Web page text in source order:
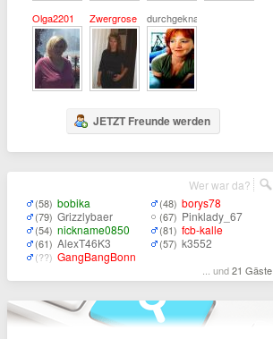
Olga2201 Zwergrose durchgeknallt
JETZT Freunde werden
(58) bobika
(79) Grizzlybaer
(54) nickname0850
(61) AlexT46K3
(??) GangBangBonn
(48) borys78
(67) Pinklady_67
(81) fcb-kalle
(57) k3552
... und21 Gäste
Wer war da?